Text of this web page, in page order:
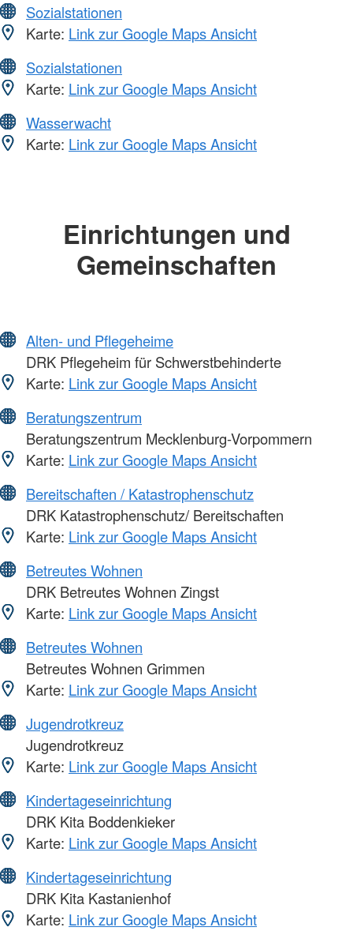
Sozialstationen
Karte: Link zur Google Maps Ansicht
Sozialstationen
Karte: Link zur Google Maps Ansicht
Wasserwacht
Karte: Link zur Google Maps Ansicht
Einrichtungen und
Gemeinschaften
Alten- und Pflegeheime
DRK Pflegeheim für Schwerstbehinderte
Karte: Link zur Google Maps Ansicht
Beratungszentrum
Beratungszentrum Mecklenburg-Vorpommern
Karte: Link zur Google Maps Ansicht
Bereitschaften / Katastrophenschutz
DRK Katastrophenschutz/ Bereitschaften
Karte: Link zur Google Maps Ansicht
Betreutes Wohnen
DRK Betreutes Wohnen Zingst
Karte: Link zur Google Maps Ansicht
Betreutes Wohnen
Betreutes Wohnen Grimmen
Karte: Link zur Google Maps Ansicht
Jugendrotkreuz
Jugendrotkreuz
Karte: Link zur Google Maps Ansicht
Kindertageseinrichtung
DRK Kita Boddenkieker
Karte: Link zur Google Maps Ansicht
Kindertageseinrichtung
DRK Kita Kastanienhof
Karte: Link zur Google Maps Ansicht